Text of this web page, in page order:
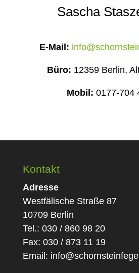
Sascha
E-Mail:
Büro: 12359 Berlin,
Mobil: 0177-704
Kontakt
Adresse
Westfälische Straße 87
10709 Berlin
Tel.: 030 / 860 98 20
Fax: 030 / 873 11 19
Email: